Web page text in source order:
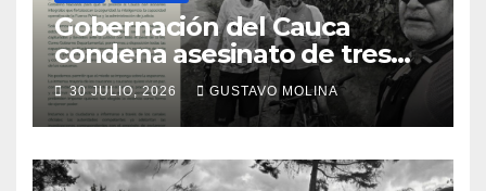
Gobernación del Cauca
condena asesinato de tres
ciudadanos y exige medidas
urgentes al Gobierno
Nacional
30 JULIO, 2026 GUSTAVO MOLINA